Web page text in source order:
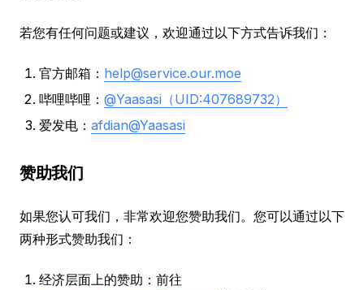
若您有任何问题或建议，欢迎通过以下方式告诉我们：
官方邮箱： help@service.our.moe
哔哩哔哩： @Yaasasi（UID:407689732）
爱发电： afdian@Yaasasi
赞助我们
如果您认可我们，非常欢迎您赞助我们。您可以通过以下
两种形式赞助我们：
经济层面上的赞助：前往